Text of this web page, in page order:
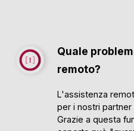
Quale
remoto?
L'assistenza
per i nostri partner
Grazie a questa